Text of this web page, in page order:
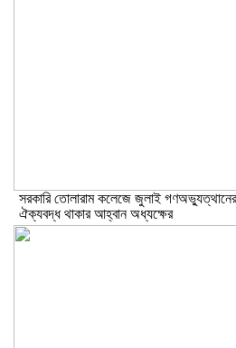
সরকারি তোলারাম কলেজে জুলাই
ঐক্যবদ্ধ থাকার আহ্বান অধ্যক্ষের